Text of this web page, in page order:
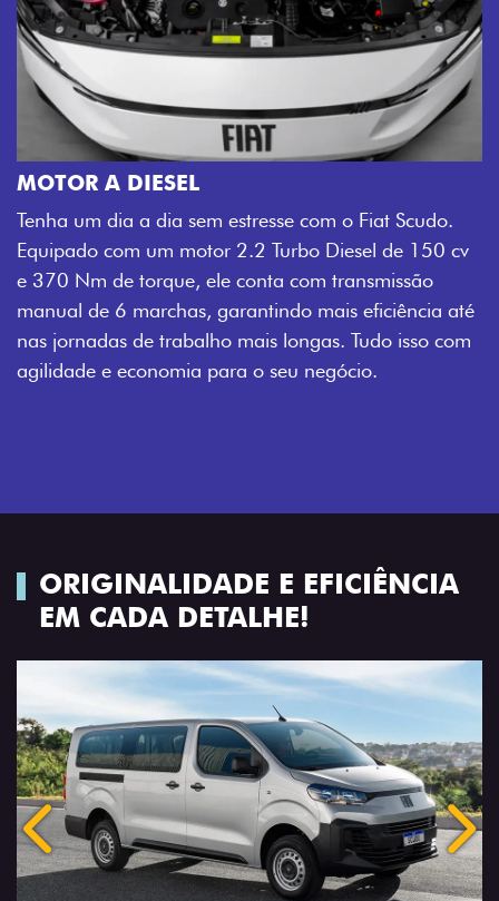
MOTOR A DIESEL
Tenha um dia a dia sem estresse com o Fiat Scudo.
Equipado com um motor 2.2 Turbo Diesel de 150 cv
e 370 Nm de torque, ele conta com transmissão
manual de 6 marchas, garantindo mais eficiência até
nas jornadas de trabalho mais longas. Tudo isso com
agilidade e economia para o seu negócio.
ORIGINALIDADE E EFICIÊNCIA
EM CADA DETALHE!
Anterior